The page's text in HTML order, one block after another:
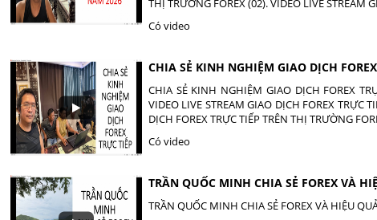
THỊ TRƯỜNG FOREX (02). VIDEO LIVE STREAM
Có video
CHIA SẺ KINH NGHIỆM GIAO DỊCH
CHIA SẺ KINH NGHIỆM GIAO DỊCH FOREX
VIDEO LIVE STREAM GIAO DỊCH FOREX TRỰC
DỊCH FOREX TRỰC TIẾP TRÊN THỊ TRƯỜNG
Có video
TRẦN QUỐC MINH CHIA SẺ FOREX VÀ
TRẦN QUỐC MINH CHIA SẺ FOREX VÀ HIỆU